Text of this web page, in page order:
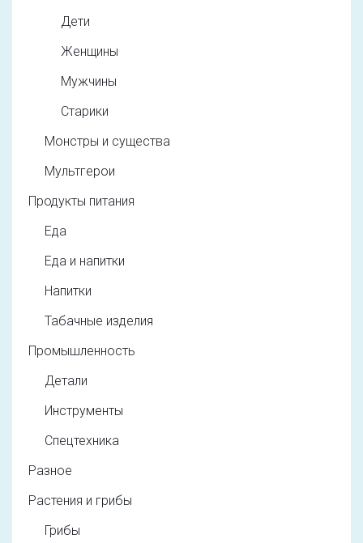
Дети
Женщины
Мужчины
Старики
Монстры и существа
Мультгерои
Продукты питания
Еда
Еда и напитки
Напитки
Табачные изделия
Промышленность
Детали
Инструменты
Спецтехника
Разное
Растения и грибы
Грибы